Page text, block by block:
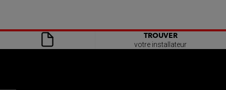
TROUVER
votre installateur